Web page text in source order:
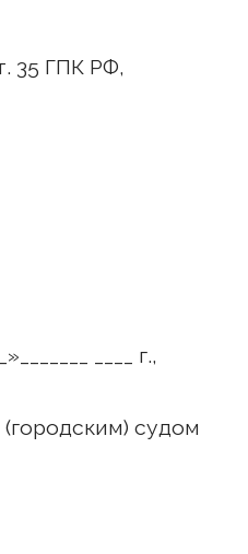
35 ГПК РФ,
____ г.,
(городским) судом